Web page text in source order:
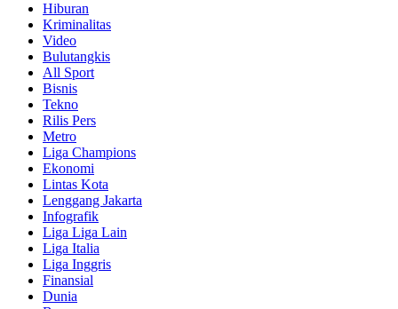
Hiburan
Kriminalitas
Video
Bulutangkis
All Sport
Bisnis
Tekno
Rilis Pers
Metro
Liga Champions
Ekonomi
Lintas Kota
Lenggang Jakarta
Infografik
Liga Liga Lain
Liga Italia
Liga Inggris
Finansial
Dunia